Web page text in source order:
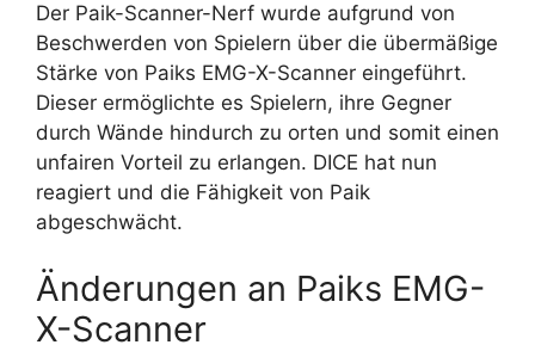
Der Paik-Scanner-Nerf wurde aufgrund von
Beschwerden von Spielern über die übermäßige
Stärke von Paiks EMG-X-Scanner eingeführt.
Dieser ermöglichte es Spielern, ihre Gegner
durch Wände hindurch zu orten und somit einen
unfairen Vorteil zu erlangen. DICE hat nun
reagiert und die Fähigkeit von Paik
abgeschwächt.
Änderungen an Paiks EMG-
X-Scanner